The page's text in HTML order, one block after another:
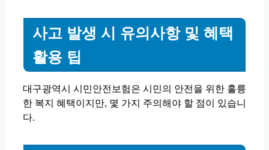
사고 발생 시 유의사항 및 혜택
활용 팁
대구광역시 시민안전보험은 시민의 안전을 위한 훌륭
한 복지 혜택이지만, 몇 가지 주의해야 할 점이 있습니
다.